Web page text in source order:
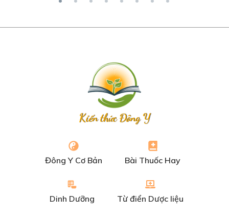
Kiến thức Đông Y
Đông Y Cơ Bản Bài Thuốc Hay
Dinh Dưỡng Từ điển Dược liệu